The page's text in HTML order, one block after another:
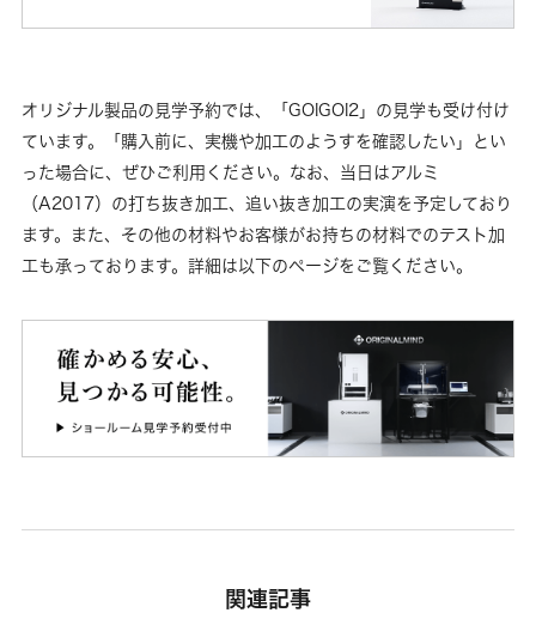
オリジナル製品の見学予約では、「GOIGOI2」の見学も受け付け
ています。「購入前に、実機や加工のようすを確認したい」とい
った場合に、ぜひご利用ください。なお、当日はアルミ
（A2017）の打ち抜き加工、追い抜き加工の実演を予定しており
ます。また、その他の材料やお客様がお持ちの材料でのテスト加
工も承っております。詳細は以下のページをご覧ください。
関連記事